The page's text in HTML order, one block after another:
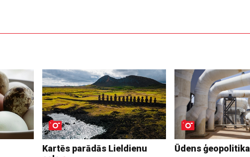
Kartēs parādās Lieldienu
Ūdens ģeopolitika